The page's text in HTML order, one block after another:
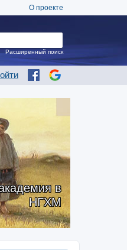
О проекте
Расширенный поиск
в
НГХМ